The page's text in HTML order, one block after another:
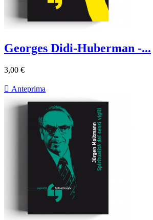
Georges Didi-Huberman -...
3,00 €
 Anteprima